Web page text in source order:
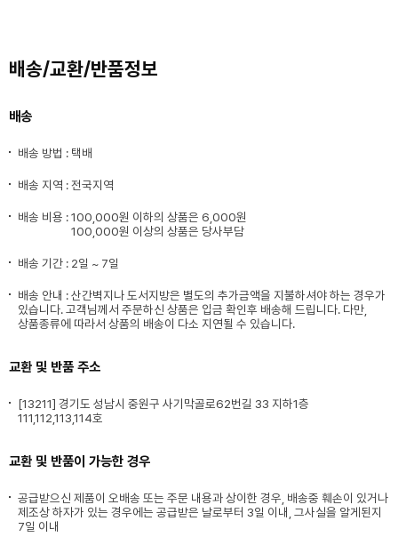
배송/교환/반품정보
배송
배송 방법 : 택배
배송 지역 : 전국지역
배송 비용 :100,000원 이하의 상품은 6,000원
100,000원 이상의 상품은 당사부담
배송 기간 : 2일 ~ 7일
배송 안내 : 산간벽지나 도서지방은 별도의 추가금액을 지불하셔야 하는 경우가
있습니다. 고객님께서 주문하신 상품은 입금 확인후 배송해 드립니다. 다만,
상품종류에 따라서 상품의 배송이 다소 지연될 수 있습니다.
교환 및 반품 주소
[13211] 경기도 성남시 중원구 사기막골로62번길 33 지하1층
111,112,113,114호
교환 및 반품이 가능한 경우
공급받으신 제품이 오배송 또는 주문 내용과 상이한 경우, 배송중 훼손이 있거나
제조상 하자가 있는 경우에는 공급받은 날로부터 3일 이내, 그사실을 알게된지
7일 이내